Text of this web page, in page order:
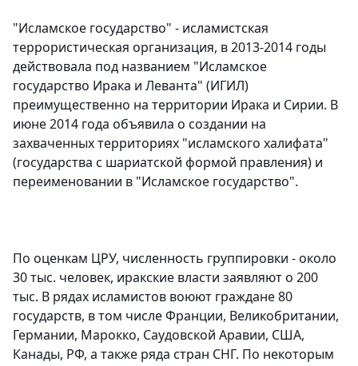
"Исламское государство" - исламистская
террористическая организация, в 2013-2014 годы
действовала под названием "Исламское
государство Ирака и Леванта" (ИГИЛ)
преимущественно на территории Ирака и Сирии. В
июне 2014 года объявила о создании на
захваченных территориях "исламского халифата"
(государства с шариатской формой правления) и
переименовании в "Исламское государство".
По оценкам ЦРУ, численность группировки - около
30 тыс. человек, иракские власти заявляют о 200
тыс. В рядах исламистов воюют граждане 80
государств, в том числе Франции, Великобритании,
Германии, Марокко, Саудовской Аравии, США,
Канады, РФ, а также ряда стран СНГ. По некоторым